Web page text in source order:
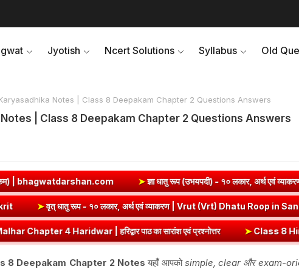
Jyotish Ncert Solutions Syllabus Old
Notes | Class 8 Deepakam Chapter 2 Questions Answers
| Class 8 Deepakam Chapter 2 Questions Answers
➤ज्ञा धातु रूप (उभयपदी) - १० लकार, अर्थ एवं व्याकरण | Jna Dhatu
Roop in Sanskrit ➤वृत् धातु रूप - १० लकार, अर्थ एवं व्याकरण | Vrut
| हरिद्वार पाठ का सारांश एवं प्रश्नोत्तर ➤Class 8 Hindi Malhar Chapter
8 Deepakam Chapter 2 Notes यहाँ आपको simple, clear और exam-